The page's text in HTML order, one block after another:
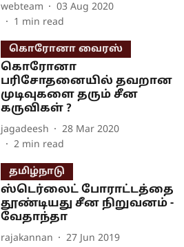
webteam
03 Aug 2020
1 min read
கொரோனா வைரஸ்
கொரோனா
பரிசோதனையில் தவறான
முடிவுகளை தரும் சீன
கருவிகள் ?
jagadeesh
28 Mar 2020
2 min read
தமிழ்நாடு
ஸ்டெர்லைட் போராட்டத்தை
தூண்டியது சீன நிறுவனம் -
வேதாந்தா
rajakannan
27 Jun 2019